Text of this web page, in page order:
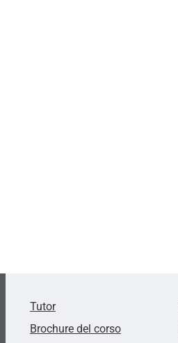
Tutor
Brochure del corso